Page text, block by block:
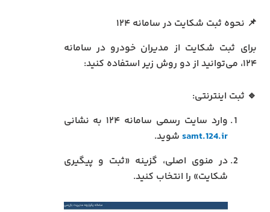
📌 نحوه ثبت شکایت در سامانه ۱۲۴
برای ثبت شکایت از مدیران خودرو در سامانه
۱۲۴، می‌توانید از دو روش زیر استفاده کنید:
🔹 ثبت اینترنتی:
وارد سایت رسمی سامانه ۱۲۴ به نشانی
samt.124.ir شوید.
در منوی اصلی، گزینه «ثبت و پیگیری
شکایت» را انتخاب کنید.